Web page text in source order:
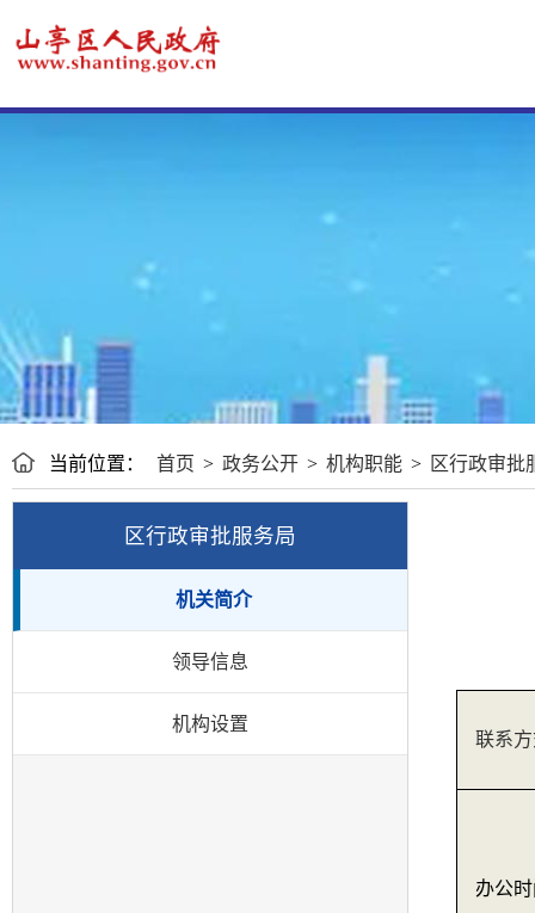
当前位置： 首页 > 政务公开 > 机构职能 > 区行政审批
区行政审批服务局
机关简介
领导信息
机构设置
联系
办公